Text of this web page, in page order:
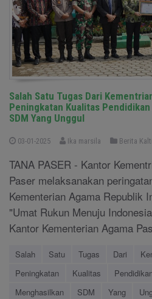
Salah Satu Tugas Dari
Peningkatan Kualitas
SDM Yang Unggul
03-01-2025 Ika marsila Berita
TANA PASER - Kantor
Paser melaksanakan
Kementerian Agama Republik
"Umat Rukun Menuju
Kantor Kementerian Agama
Salah Satu Tugas Dari
Peningkatan
Kualitas
Menghasilkan
SDM Yang